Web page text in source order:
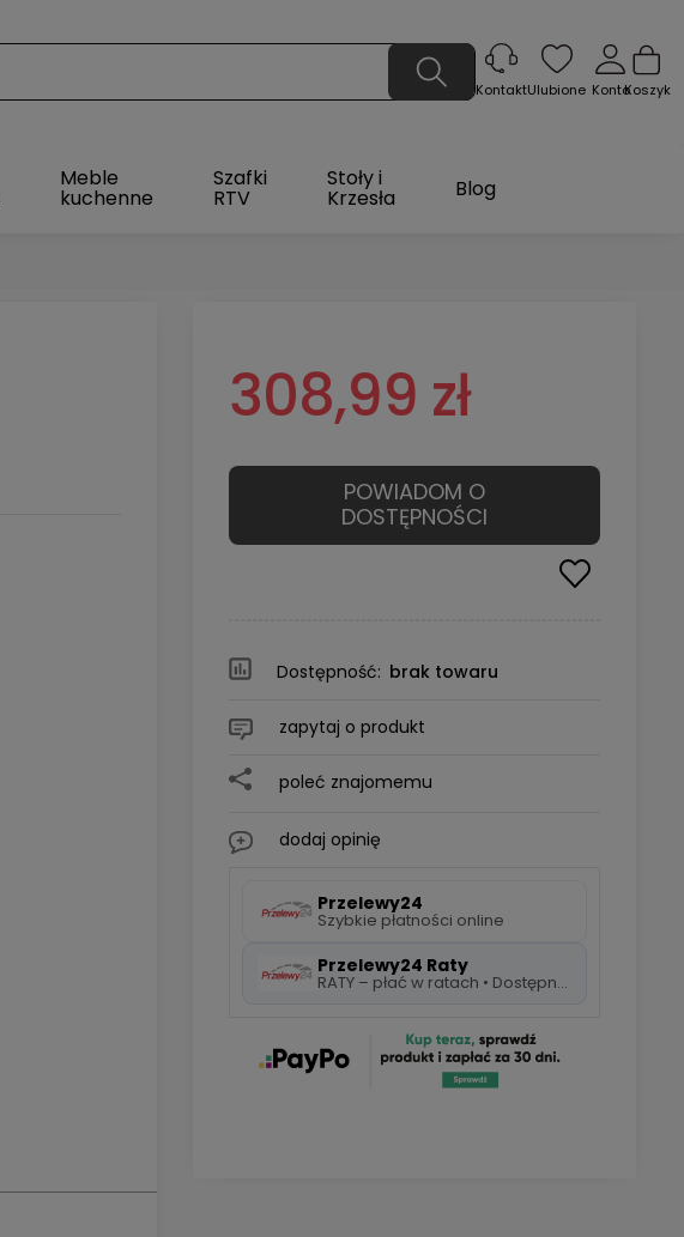
Koszyk
Konto
Ulubione
Kontakt
Meble
kuchenne
Szafki
RTV
Stoły i
Krzesła Blog
308,99 zł
POWIADOM O
DOSTĘPNOŚCI
Dostępność: brak towaru
zapytaj o produkt
poleć znajomemu
dodaj opinię
Przelewy24
Szybkie płatności online
Przelewy24 Raty
RATY – płać w ratach • Dostępne 5 rat 0%